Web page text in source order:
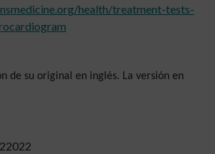
health/treatment-tests-
de su original en inglés. La versión en